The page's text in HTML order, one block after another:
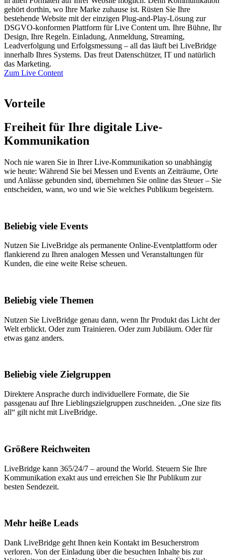
gehört dorthin, wo Ihre Marke zuhause ist. Rüsten Sie Ihre
bestehende Website mit der einzigen Plug-and-Play-Lösung zur
DSGVO-konformen Plattform für Live Content um. Ihre Bühne, Ihr
Design, Ihre Regeln. Einladung, Anmeldung, Streaming,
Leadverfolgung und Erfolgsmessung – all das läuft bei LiveBridge
innerhalb Ihres Systems. Das freut Datenschützer, IT und natürlich
das Marketing.
Zum Live Content
Vorteile
Freiheit für Ihre digitale Live-
Kommunikation
Noch nie waren Sie in Ihrer Live-Kommunikation so unabhängig
wie heute: Während Sie bei Messen und Events an Zeiträume, Orte
und Anlässe gebunden sind, übernehmen Sie online das Steuer – Sie
entscheiden, wann, wo und wie Sie welches Publikum begeistern.
Beliebig viele Events
Nutzen Sie LiveBridge als permanente Online-Eventplattform oder
flankierend zu Ihren analogen Messen und Veranstaltungen für
Kunden, die eine weite Reise scheuen.
Beliebig viele Themen
Nutzen Sie LiveBridge genau dann, wenn Ihr Produkt das Licht der
Welt erblickt. Oder zum Trainieren. Oder zum Jubiläum. Oder für
etwas ganz anders.
Beliebig viele Zielgruppen
Direktere Ansprache durch individuellere Formate, die Sie
passgenau auf Ihre Lieblingszielgruppen zuschneiden. „One size fits
all“ gilt nicht mit LiveBridge.
Größere Reichweiten
LiveBridge kann 365/24/7 – around the World. Steuern Sie Ihre
Kommunikation exakt aus und erreichen Sie Ihr Publikum zur
besten Sendezeit.
Mehr heiße Leads
Dank LiveBridge geht Ihnen kein Kontakt im Besucherstrom
verloren. Von der Einladung über die besuchten Inhalte bis zur